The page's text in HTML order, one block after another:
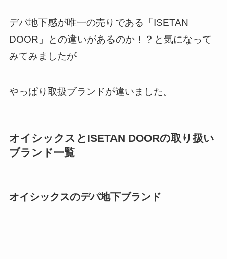
デパ地下感が唯一の売りである「ISETAN
DOOR」との違いがあるのか！？と気になって
みてみましたが
やっぱり取扱ブランドが違いました。
オイシックスとISETAN DOORの取り扱い
ブランド一覧
オイシックスのデパ地下ブランド